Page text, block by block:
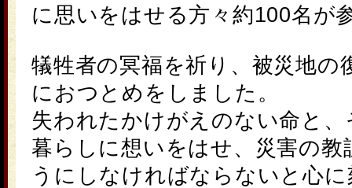
に思いをはせる方々約100名が
犠牲者の冥福を祈り、被災地の
におつとめをしました。
失われたかけがえのない命と
暮らしに想いをはせ、災害の
うにしなければならないと心